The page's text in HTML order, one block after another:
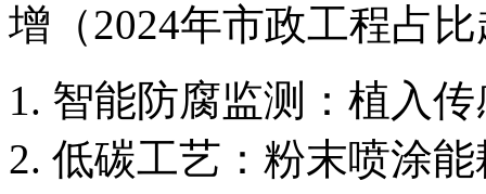
增（2024年市政工程占
智能防腐监测：植入
低碳工艺：粉末喷涂